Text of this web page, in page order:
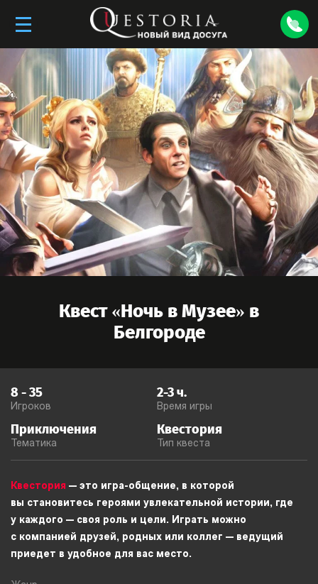
Квест «Ночь в Музее» в
Белгороде
8-35
Игроков
2-3ч.
Время игры
Приключения
Тематика
Квестория
Тип квеста
Квестория — это игра-общение, в которой
вы становитесь героями увлекательной истории, где
у каждого — своя роль и цели. Играть можно
с компанией друзей, родных или коллег — ведущий
приедет в удобное для вас место.